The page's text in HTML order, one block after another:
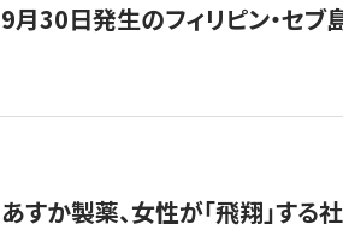
9月30日発生のフィリピン・セブ
あすか製薬、女性が「飛翔」する